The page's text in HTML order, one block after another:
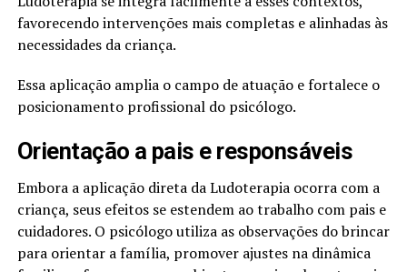
favorecendo intervenções mais completas e alinhadas às
necessidades da criança.
Essa aplicação amplia o campo de atuação e fortalece o
posicionamento profissional do psicólogo.
Orientação a pais e responsáveis
Embora a aplicação direta da Ludoterapia ocorra com a
criança, seus efeitos se estendem ao trabalho com pais e
cuidadores. O psicólogo utiliza as observações do brincar
para orientar a família, promover ajustes na dinâmica